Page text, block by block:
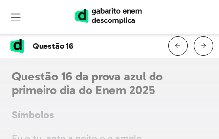
Questão 16
Questão 16 da prova azul do
primeiro dia do Enem 2025
Símbolos